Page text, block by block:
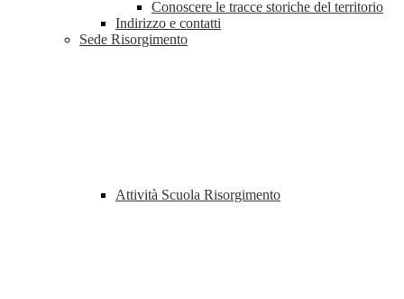
Conoscere le tracce storiche del territorio
Indirizzo e contatti
Sede Risorgimento
Attività Scuola Risorgimento